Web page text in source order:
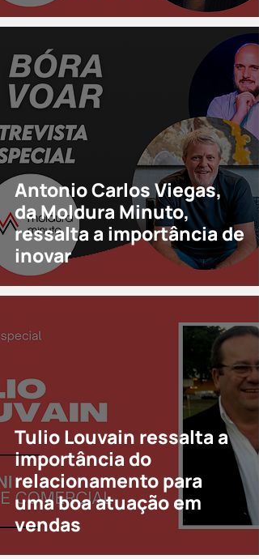
Antonio Carlos Viegas,
da Moldura Minuto,
ressalta a importância de
inovar
Tulio Louvain ressalta a
importância do
relacionamento para
uma boa atuação em
vendas